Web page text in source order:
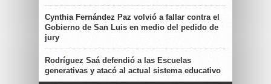
Cynthia Fernández Paz volvió a fallar contra el
Gobierno de San Luis en medio del pedido de
jury
Rodríguez Saá defendió a las Escuelas
generativas y atacó al actual sistema educativo